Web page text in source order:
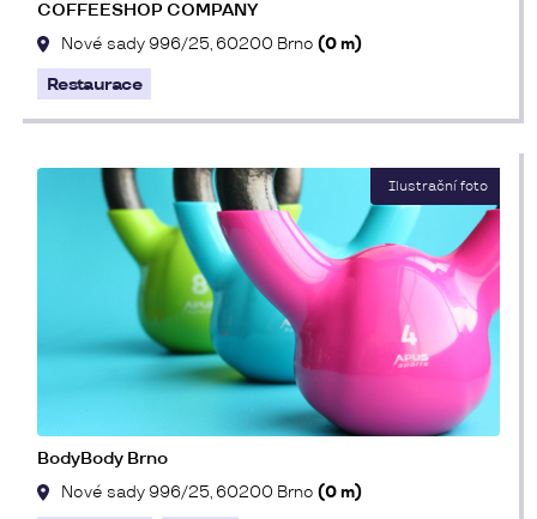
COFFEESHOP COMPANY
Nové sady 996/25, 60200 Brno (0 m)
Restaurace
BodyBody Brno
Nové sady 996/25, 60200 Brno (0 m)